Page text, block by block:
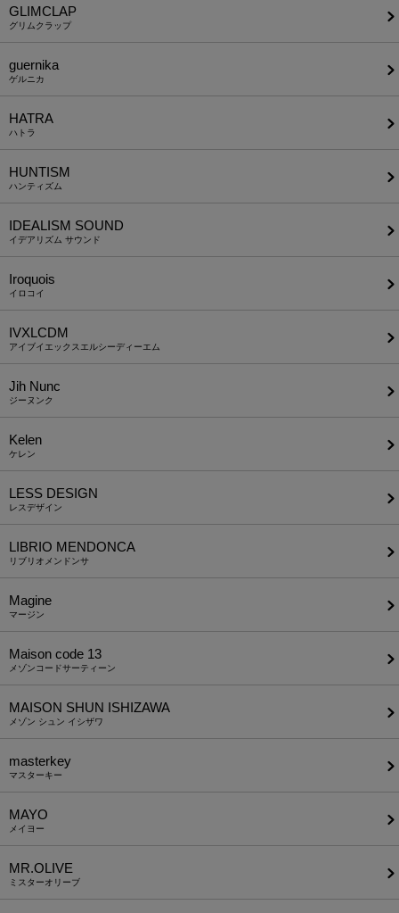
GLIMCLAP
グリムクラップ
guernika
ゲルニカ
HATRA
ハトラ
HUNTISM
ハンティズム
IDEALISM SOUND
イデアリズム サウンド
Iroquois
イロコイ
IVXLCDM
アイブイエックスエルシーディーエム
Jih Nunc
ジーヌンク
Kelen
ケレン
LESS DESIGN
レスデザイン
LIBRIO MENDONCA
リブリオメンドンサ
Magine
マージン
Maison code 13
メゾンコードサーティーン
MAISON SHUN ISHIZAWA
メゾン シュン イシザワ
masterkey
マスターキー
MAYO
メイヨー
MR.OLIVE
ミスターオリーブ